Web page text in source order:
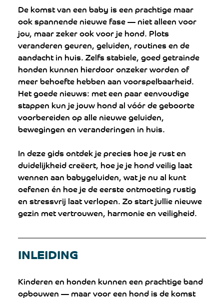
De komst van een baby is een prachtige maar
ook spannende nieuwe fase — niet alleen voor
jou, maar zeker ook voor je hond. Plots
veranderen geuren, geluiden, routines en de
aandacht in huis. Zelfs stabiele, goed getrainde
honden kunnen hierdoor onzeker worden of
meer behoefte hebben aan voorspelbaarheid.
Het goede nieuws: met een paar eenvoudige
stappen kun je jouw hond al vóór de geboorte
voorbereiden op alle nieuwe geluiden,
bewegingen en veranderingen in huis.
In deze gids ontdek je precies hoe je rust en
duidelijkheid creëert, hoe je je hond veilig laat
wennen aan babygeluiden, wat je nu al kunt
oefenen én hoe je de eerste ontmoeting rustig
en stressvrij laat verlopen. Zo start jullie nieuwe
gezin met vertrouwen, harmonie en veiligheid.
INLEIDING
Kinderen en honden kunnen een prachtige band
opbouwen — maar voor een hond is de komst